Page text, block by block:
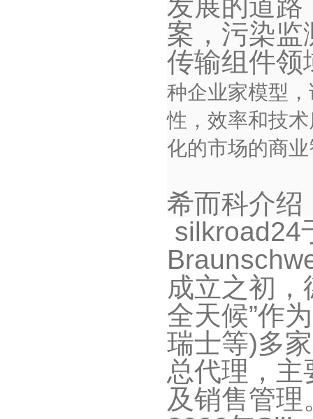
案，污染监
传输组件领
种企业家模型
性，效率和技
化的市场的商
希而科介绍
silkroad24
成立之初，
全天候”作
瑞士等)多
总代理，主
及销售管理